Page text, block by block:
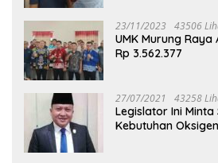
23/11/2023 43506
UMK Murung
Rp 3.562.377
27/07/2021 43258
Legislator Ini
Kebutuhan